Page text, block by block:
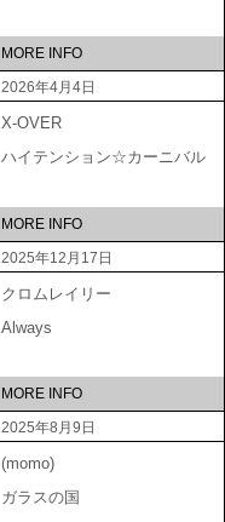
MORE INFO
2026年4月4日
X-OVER
ハイテンション☆カーニバル
MORE INFO
2025年12月17日
クロムレイリー
Always
MORE INFO
2025年8月9日
(momo)
ガラスの国